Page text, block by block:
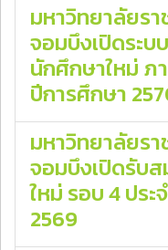
มหาวิทยาลัยร
จอมบึงเปิดระบ
นักศึกษาใหม่ ภ
ปีการศึกษา
มหาวิทยาลัยร
จอมบึงเปิดรับ
ใหม่ รอบ 4 ปร
2569